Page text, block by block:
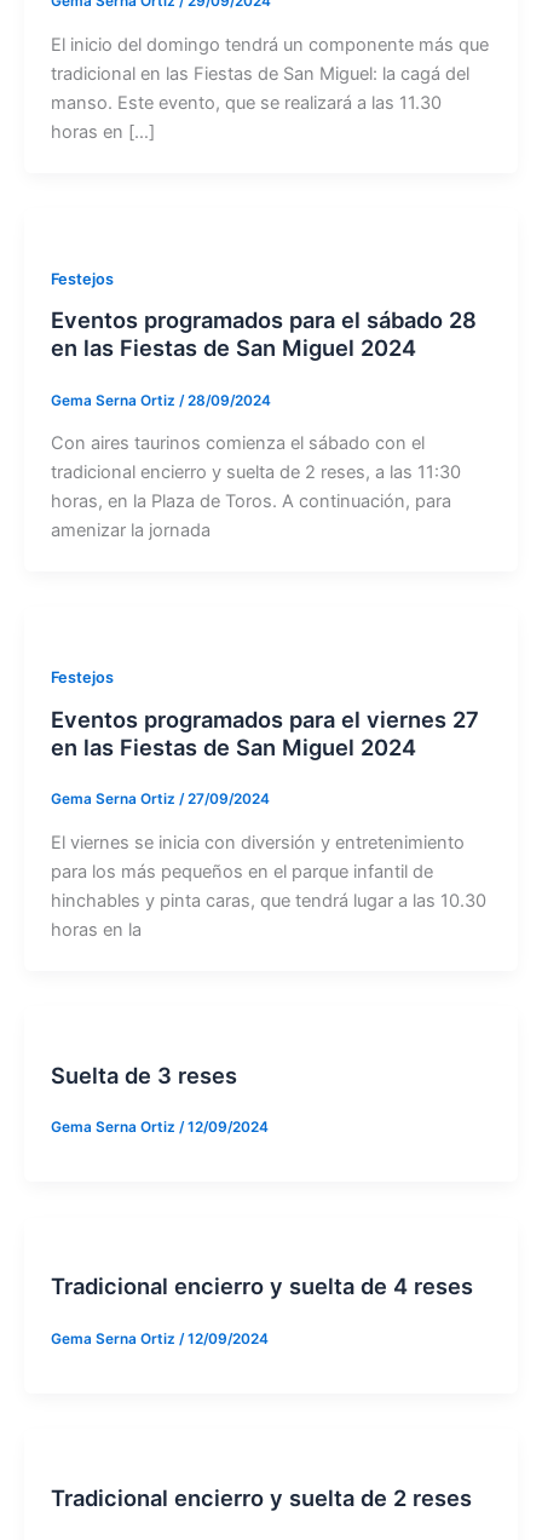
El inicio del domingo tendrá un componente más que
tradicional en las Fiestas de San Miguel: la cagá del
manso. Este evento, que se realizará a las 11.30
horas en […]
Festejos
Eventos programados para el sábado 28
en las Fiestas de San Miguel 2024
Gema Serna Ortiz /28/09/2024
Con aires taurinos comienza el sábado con el
tradicional encierro y suelta de 2 reses, a las 11:30
horas, en la Plaza de Toros. A continuación, para
amenizar la jornada
Festejos
Eventos programados para el viernes 27
en las Fiestas de San Miguel 2024
Gema Serna Ortiz /27/09/2024
El viernes se inicia con diversión y entretenimiento
para los más pequeños en el parque infantil de
hinchables y pinta caras, que tendrá lugar a las 10.30
horas en la
Suelta de 3 reses
Gema Serna Ortiz /12/09/2024
Tradicional encierro y suelta de 4 reses
Gema Serna Ortiz /12/09/2024
Tradicional encierro y suelta de 2 reses